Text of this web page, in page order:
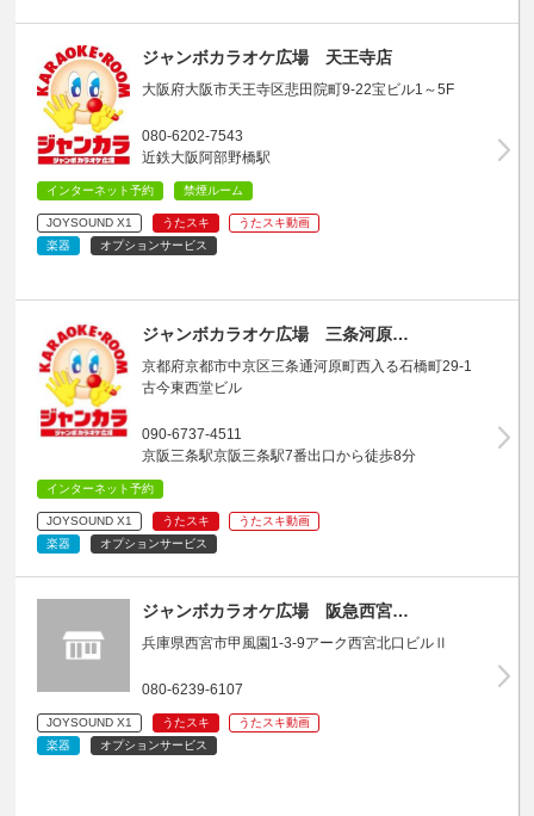
ジャンボカラオケ広場 天王寺店
大阪府大阪市天王寺区悲田院町9-22宝ビル1～5F
080-6202-7543
近鉄大阪阿部野橋駅
インターネット予約 禁煙ルーム
JOYSOUND X1 うたスキ
うたスキ動画
楽器
オプションサービス
ジャンボカラオケ広場 三条河原…
京都府京都市中京区三条通河原町西入る石橋町29-1
古今東西堂ビル
090-6737-4511
京阪三条駅京阪三条駅7番出口から徒歩8分
インターネット予約
JOYSOUND X1 うたスキ
うたスキ動画
楽器
オプションサービス
ジャンボカラオケ広場 阪急西宮…
兵庫県西宮市甲風園1-3-9アーク西宮北口ビルⅡ
080-6239-6107
JOYSOUND X1 うたスキ
うたスキ動画
楽器
オプションサービス